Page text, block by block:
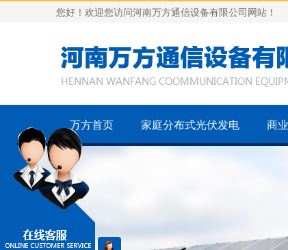
您好！欢迎您访问河南万方通信设备有限公司网站！
万方首页 家庭分布式光伏发电 商